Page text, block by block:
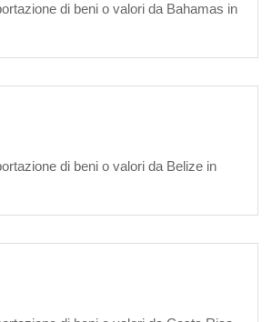
di beni o valori da Bahamas in
di beni o valori da Belize in